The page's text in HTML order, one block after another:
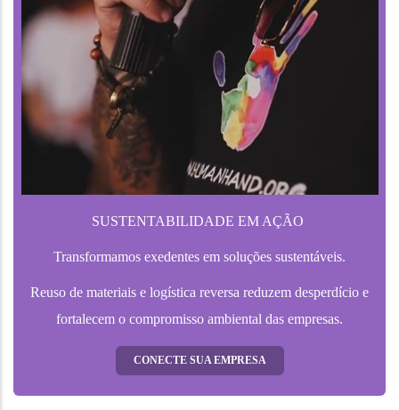
SUSTENTABILIDADE EM AÇÃO
Transformamos exedentes em soluções sustentáveis.
Reuso de materiais e logística reversa reduzem desperdício e
fortalecem o compromisso ambiental das empresas.
CONECTE SUA EMPRESA